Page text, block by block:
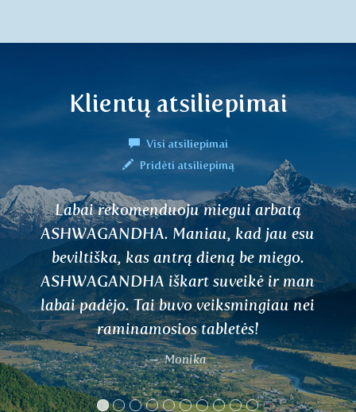
Klientų atsiliepimai
Visi atsiliepimai
Pridėti atsiliepimą
Labai rekomenduoju miegui arbatą
ASHWAGANDHA. Maniau, kad jau esu
beviltiška, kas antrą dieną be miego.
ASHWAGANDHA iškart suveikė ir man
labai padėjo. Tai buvo veiksmingiau nei
raminamosios tabletės!
Monika